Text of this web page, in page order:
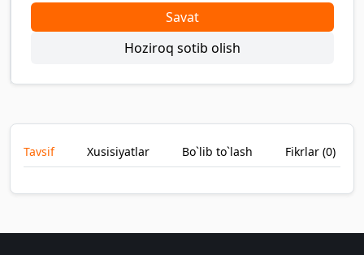
Savat
Hoziroq sotib olish
Tavsif Xusisiyatlar Bo`lib to`lash Fikrlar (0)